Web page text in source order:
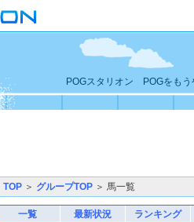
POGスタリオン POGをもう
TOP ＞ グループTOP ＞ 馬一覧
一覧 最新状況
ランキング